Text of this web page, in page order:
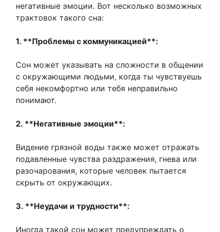
негативные эмоции. Вот несколько возможных
трактовок такого сна:
1. **Проблемы с коммуникацией**:
Сон может указывать на сложности в общении
с окружающими людьми, когда ты чувствуешь
себя некомфортно или тебя неправильно
понимают.
2. **Негативные эмоции**:
Видение грязной воды также может отражать
подавленные чувства раздражения, гнева или
разочарования, которые человек пытается
скрыть от окружающих.
3. **Неудачи и трудности**:
Иногда такой сон может предупреждать о